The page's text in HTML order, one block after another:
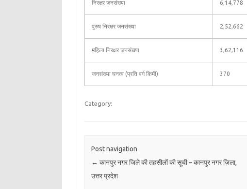
निरक्षर जनसंख्या 6,14,778
पुरुष निरक्षर जनसंख्या 2,52,662
महिला निरक्षर जनसंख्या 3,62,116
जनसंख्या घनत्व (प्रति वर्ग किमी) 370
Category:
Post navigation
← कानपुर नगर जिले की तहसीलों की सूची – कानपुर नगर ज़िला,
उत्तर प्रदेश